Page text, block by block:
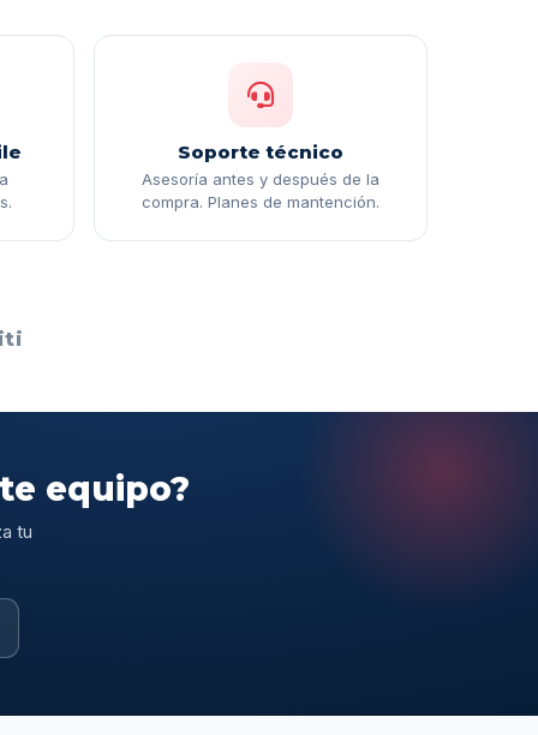
Soporte técnico
Asesoría antes y después de la
compra. Planes de mantención.
equipo?
tu